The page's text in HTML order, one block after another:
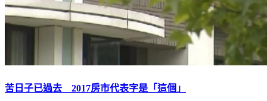
苦日子已過去 2017房市代表字是「這個」